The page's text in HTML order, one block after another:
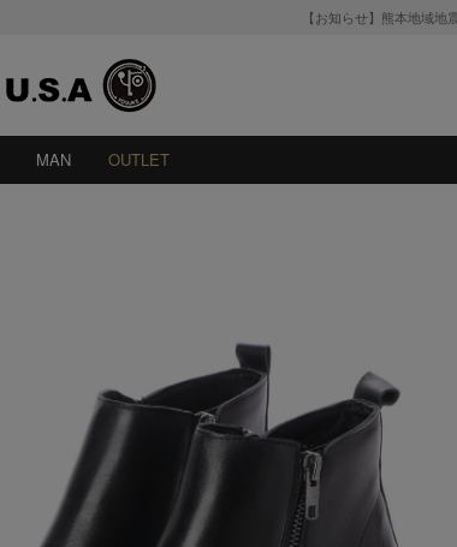
【お知らせ】熊本地域
MAN OUTLET